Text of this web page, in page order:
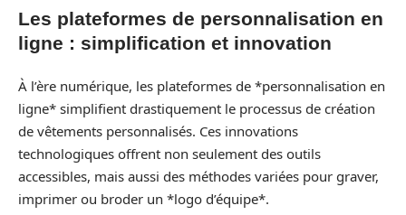
Les plateformes de personnalisation en
ligne : simplification et innovation
À l’ère numérique, les plateformes de *personnalisation en
ligne* simplifient drastiquement le processus de création
de vêtements personnalisés. Ces innovations
technologiques offrent non seulement des outils
accessibles, mais aussi des méthodes variées pour graver,
imprimer ou broder un *logo d’équipe*.